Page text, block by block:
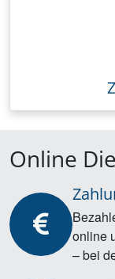
Online
online
– bei